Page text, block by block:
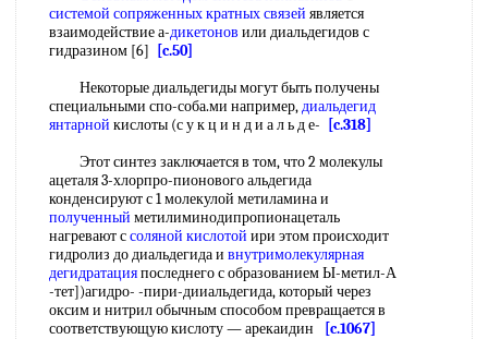
системой сопряженных кратных связей является
взаимодействие а-дикетонов или диальдегидов с
гидразином [6]
[c.50]
Некоторые диальдегиды могут быть получены
специальными спо-соба.ми например,диальдегид
янтарной кислоты (с у к ц и н д и а л ь д е-
[c.318]
Этот синтез заключается в том, что 2 молекулы
ацеталя 3-хлорпро-пионового альдегида
конденсируют с 1 молекулой метиламина и
полученный метилиминодипропионацеталь
нагревают ссоляной кислотой ири этом происходит
гидролиз до диальдегида и внутримолекулярная
дегидратацияпоследнего с образованием Ы-метил-А
-тет])агидро- -пири-дииальдегида, который через
оксим и нитрил обычным способом превращается в
соответствующую кислоту — арекаидин
[c.1067]